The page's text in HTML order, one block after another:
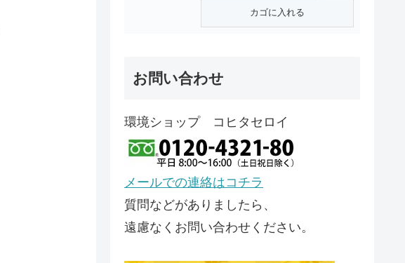
お問い合わせ
環境ショップ コヒタセロイ
メールでの連絡はコチラ
質問などがありましたら、
遠慮なくお問い合わせください。